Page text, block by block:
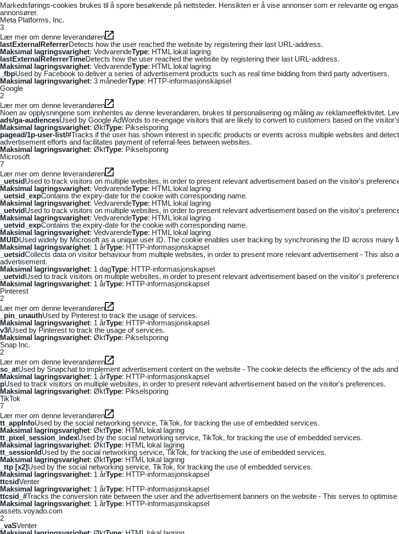
Markedsførings-cookies brukes til å spore besøkende på nettsteder. Hensikten er å vise annonser som er relevante og
annonsører.
Meta Platforms, Inc.
3
Lær mer om denne leverandøren
lastExternalReferrerDetects how the user reached the website by registering their last URL-address.
Maksimal lagringsvarighet: VedvarendeType: HTML lokal lagring
lastExternalReferrerTimeDetects how the user reached the website by registering their last URL-address.
Maksimal lagringsvarighet: VedvarendeType: HTML lokal lagring
_fbpUsed by Facebook to deliver a series of advertisement products such as real time bidding from third party advertisers.
Maksimal lagringsvarighet: 3 månederType: HTTP-informasjonskapsel
Google
2
Lær mer om denne leverandøren
Noen av opplysningene som innhentes av denne leverandøren, brukes til personalisering og måling av reklameeffektivitet.
ads/ga-audiencesUsed by Google AdWords to re-engage visitors that are likely to convert to customers based on the
Maksimal lagringsvarighet: ØktType: Pikselsporing
pagead/1p-user-list/#Tracks if the user has shown interest in specific products or events across multiple websites and
advertisement efforts and facilitates payment of referral-fees between websites.
Maksimal lagringsvarighet: ØktType: Pikselsporing
Microsoft
7
Lær mer om denne leverandøren
_uetsidUsed to track visitors on multiple websites, in order to present relevant advertisement based on the visitor's
Maksimal lagringsvarighet: VedvarendeType: HTML lokal lagring
_uetsid_expContains the expiry-date for the cookie with corresponding name.
Maksimal lagringsvarighet: VedvarendeType: HTML lokal lagring
_uetvidUsed to track visitors on multiple websites, in order to present relevant advertisement based on the visitor's
Maksimal lagringsvarighet: VedvarendeType: HTML lokal lagring
_uetvid_expContains the expiry-date for the cookie with corresponding name.
Maksimal lagringsvarighet: VedvarendeType: HTML lokal lagring
MUIDUsed widely by Microsoft as a unique user ID. The cookie enables user tracking by synchronising the ID across many
Maksimal lagringsvarighet: 1 årType: HTTP-informasjonskapsel
_uetsidCollects data on visitor behaviour from multiple websites, in order to present more relevant advertisement - This
advertisement.
Maksimal lagringsvarighet: 1 dagType: HTTP-informasjonskapsel
_uetvidUsed to track visitors on multiple websites, in order to present relevant advertisement based on the visitor's
Maksimal lagringsvarighet: 1 årType: HTTP-informasjonskapsel
Pinterest
2
Lær mer om denne leverandøren
_pin_unauthUsed by Pinterest to track the usage of services.
Maksimal lagringsvarighet: 1 årType: HTTP-informasjonskapsel
v3/Used by Pinterest to track the usage of services.
Maksimal lagringsvarighet: ØktType: Pikselsporing
Snap Inc.
2
Lær mer om denne leverandøren
sc_atUsed by Snapchat to implement advertisement content on the website - The cookie detects the efficiency of the ads
Maksimal lagringsvarighet: 1 årType: HTTP-informasjonskapsel
pUsed to track visitors on multiple websites, in order to present relevant advertisement based on the visitor's preferences.
Maksimal lagringsvarighet: ØktType: Pikselsporing
TikTok
7
Lær mer om denne leverandøren
tt_appInfoUsed by the social networking service, TikTok, for tracking the use of embedded services.
Maksimal lagringsvarighet: ØktType: HTML lokal lagring
tt_pixel_session_indexUsed by the social networking service, TikTok, for tracking the use of embedded services.
Maksimal lagringsvarighet: ØktType: HTML lokal lagring
tt_sessionIdUsed by the social networking service, TikTok, for tracking the use of embedded services.
Maksimal lagringsvarighet: ØktType: HTML lokal lagring
_ttp [x2]Used by the social networking service, TikTok, for tracking the use of embedded services.
Maksimal lagringsvarighet: 1 årType: HTTP-informasjonskapsel
ttcsidVenter
Maksimal lagringsvarighet: 1 årType: HTTP-informasjonskapsel
ttcsid_#Tracks the conversion rate between the user and the advertisement banners on the website - This serves to
Maksimal lagringsvarighet: 1 årType: HTTP-informasjonskapsel
assets.voyado.com
2
_vaSVenter